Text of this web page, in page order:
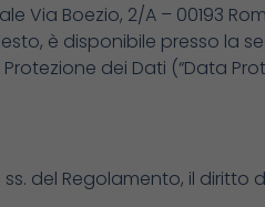
Boezio, 2/A – 00193
è disponibile presso la
dei Dati (“Data
del Regolamento, il diritto